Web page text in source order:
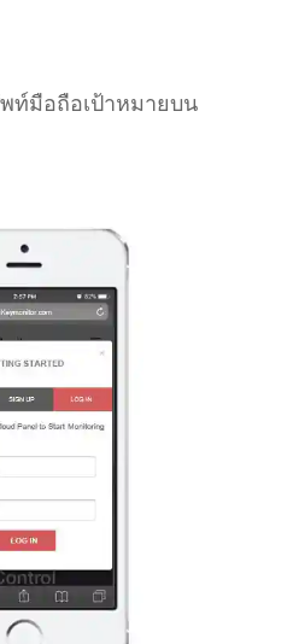
ท์มือถือเป้าหมายบน